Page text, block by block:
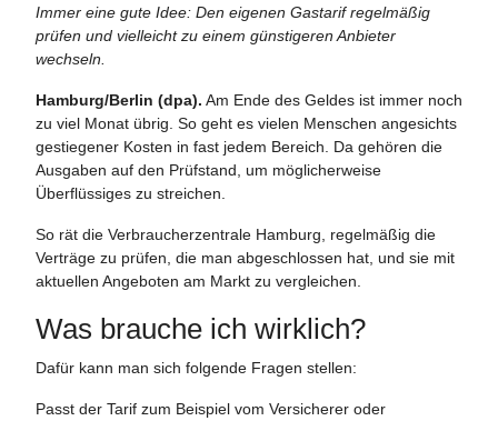
Immer eine gute Idee: Den eigenen Gastarif regelmäßig
prüfen und vielleicht zu einem günstigeren Anbieter
wechseln.
Hamburg/Berlin (dpa). Am Ende des Geldes ist immer noch
zu viel Monat übrig. So geht es vielen Menschen angesichts
gestiegener Kosten in fast jedem Bereich. Da gehören die
Ausgaben auf den Prüfstand, um möglicherweise
Überflüssiges zu streichen.
So rät die Verbraucherzentrale Hamburg, regelmäßig die
Verträge zu prüfen, die man abgeschlossen hat, und sie mit
aktuellen Angeboten am Markt zu vergleichen.
Was brauche ich wirklich?
Dafür kann man sich folgende Fragen stellen:
Passt der Tarif zum Beispiel vom Versicherer oder